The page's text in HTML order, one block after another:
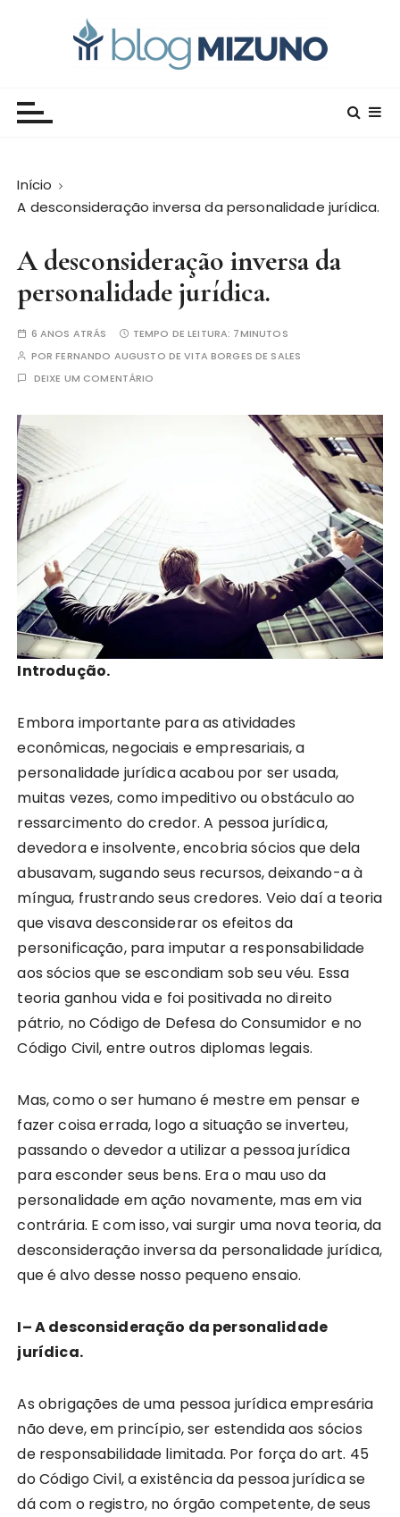
Início
A desconsideração inversa da personalidade jurídica.
A desconsideração inversa da
personalidade jurídica.
6 ANOS ATRÁS TEMPO DE LEITURA: 7MINUTOS
PORFERNANDO AUGUSTO DE VITA BORGES DE SALES
DEIXE UM COMENTÁRIO
Introdução.
Embora importante para as atividades
econômicas, negociais e empresariais, a
personalidade jurídica acabou por ser usada,
muitas vezes, como impeditivo ou obstáculo ao
ressarcimento do credor. A pessoa jurídica,
devedora e insolvente, encobria sócios que dela
abusavam, sugando seus recursos, deixando-a à
míngua, frustrando seus credores. Veio daí a teoria
que visava desconsiderar os efeitos da
personificação, para imputar a responsabilidade
aos sócios que se escondiam sob seu véu. Essa
teoria ganhou vida e foi positivada no direito
pátrio, no Código de Defesa do Consumidor e no
Código Civil, entre outros diplomas legais.
Mas, como o ser humano é mestre em pensar e
fazer coisa errada, logo a situação se inverteu,
passando o devedor a utilizar a pessoa jurídica
para esconder seus bens. Era o mau uso da
personalidade em ação novamente, mas em via
contrária. E com isso, vai surgir uma nova teoria, da
desconsideração inversa da personalidade jurídica,
que é alvo desse nosso pequeno ensaio.
I– A desconsideração da personalidade
jurídica.
As obrigações de uma pessoa jurídica empresária
não deve, em princípio, ser estendida aos sócios
de responsabilidade limitada. Por força do art. 45
do Código Civil, a existência da pessoa jurídica se
dá com o registro, no órgão competente, de seus